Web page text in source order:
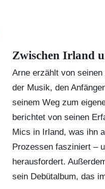
Zwischen Irland
Arne erzählt von
der Musik, den
seinem Weg zum
berichtet von seinen
Mics in Irland, was ihn
Prozessen fasziniert –
herausfordert.
sein Debütalbum, das